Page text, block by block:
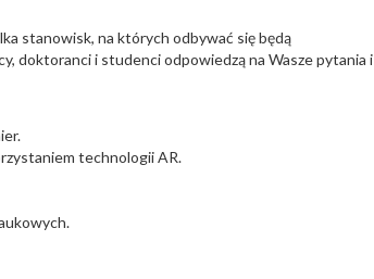
stanowisk, na których odbywać się będą
doktoranci i studenci odpowiedzą na Wasze pytania i
technologii AR.